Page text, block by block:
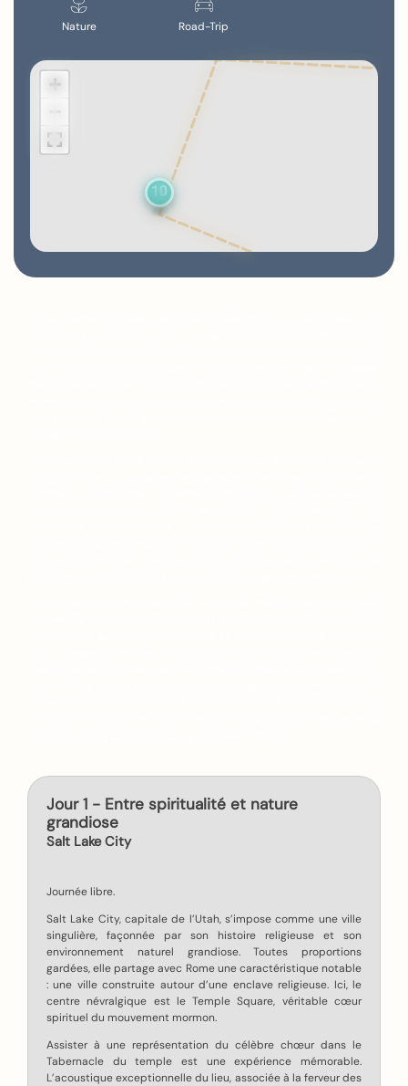
Jour 1 - Entre spiritualité et nature
grandiose
Salt Lake City
Journée libre.
Salt Lake City, capitale de l’Utah, s’impose comme une ville
singulière, façonnée par son histoire religieuse et son
environnement naturel grandiose. Toutes proportions
gardées, elle partage avec Rome une caractéristique notable
: une ville construite autour d’une enclave religieuse. Ici, le
centre névralgique est le Temple Square, véritable cœur
spirituel du mouvement mormon.
Assister à une représentation du célèbre chœur dans le
Tabernacle du temple est une expérience mémorable.
L’acoustique exceptionnelle du lieu, associée à la ferveur des
Nature Road-Trip
9
10
+
−